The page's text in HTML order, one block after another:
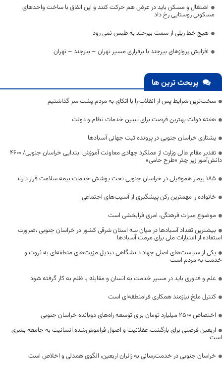
اشتغال و مسکن باید در عرض هم حرکت کنند و این اتفاق با ساخت واحدهای
مسکونی روستایی رخ داد
هیچ خط ریلی از سمت بیرجند به طبس نمی رود
افزایش پروازهای بیرجند با برقراری مسیر تهران – بیرجند – تهران
پربحث ترین ها
سخت‌ترین شرایط پس از انقلاب را با اتکای به مردم پشت سر گذاشتیم
هفته دولت بهترین فرصت برای تبیین خدمات نظام و دولت
یشتازی خراسان جنوبی در پرونده ثبت جهانی آسبادها
تقدیر مقام عالی وزارت از عملکرد جهادی معاونت آموزش ابتدایی خراسان جنوبی/ ۴۶۰۰
دانش‌آموز زیر چتر «طرح حامی»
۱۸۵ بیمار هموفیلی در خراسان جنوبی تحت پوشش خدمات بیمه سلامت قرار دارند
خانواده را مهمترین رکن پیشگیری از آسیب‌های اجتماعی
موضوع میراث فرهنگی، امری فرابخشی است
بیشترین تعداد آسبادها در میان سه استان شرقی کشور در خراسان جنوبی ،ضرورت
استفاده از اعتبارات ملی برای مرمت آسبادها
یکی از سیاست‌های اصلی جهاد دانشگاهی تبدیل مزیت‌های منطقه‌ای به ثروت و
خدمت به مردم است
علم و فناوری باید در مسیر خدمت به انسان و مقابله با ظلم به کار گرفته شود
کنترل ملخ نیازمند همکاری فرامنطقه‌ای است
اختصاص 2500 میلیارد تومان برای توسعه راه‌های دوبانده خراسان جنوبی
اربعین فرصتی برای بازگشت عقلانیت و اصول فراموش‌شده انسانیت به جامعه بشری
است
خراسان جنوبی در خدمت‌رسانی به زائران اربعین، الگوی همدلی و اخلاص است